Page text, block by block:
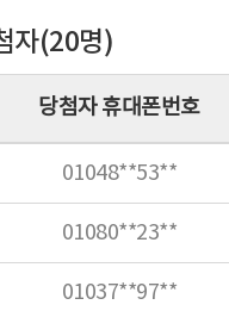
자(20명)
당첨자 휴대폰번호
01048**53**
01080**23**
01037**97**